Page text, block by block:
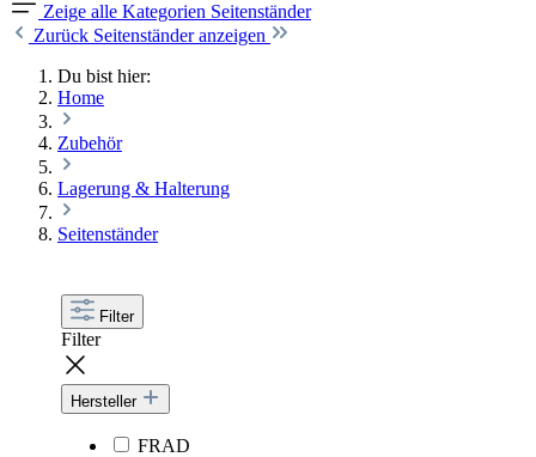
Zeige alle Kategorien Seitenständer
Zurück Seitenständer anzeigen
Du bist hier:
Home
Zubehör
Lagerung & Halterung
Seitenständer
Filter
Filter
Hersteller
FRAD